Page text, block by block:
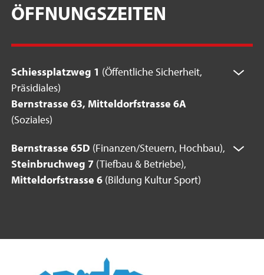
ÖFFNUNGSZEITEN
Schiessplatzweg 1 (Öffentliche Sicherheit,
Präsidiales)
Bernstrasse 63, Mitteldorfstrasse 6A
(Soziales)
Bernstrasse 65D (Finanzen/Steuern, Hochbau),
Steinbruchweg 7 (Tiefbau & Betriebe),
Mitteldorfstrasse 6 (Bildung Kultur Sport)